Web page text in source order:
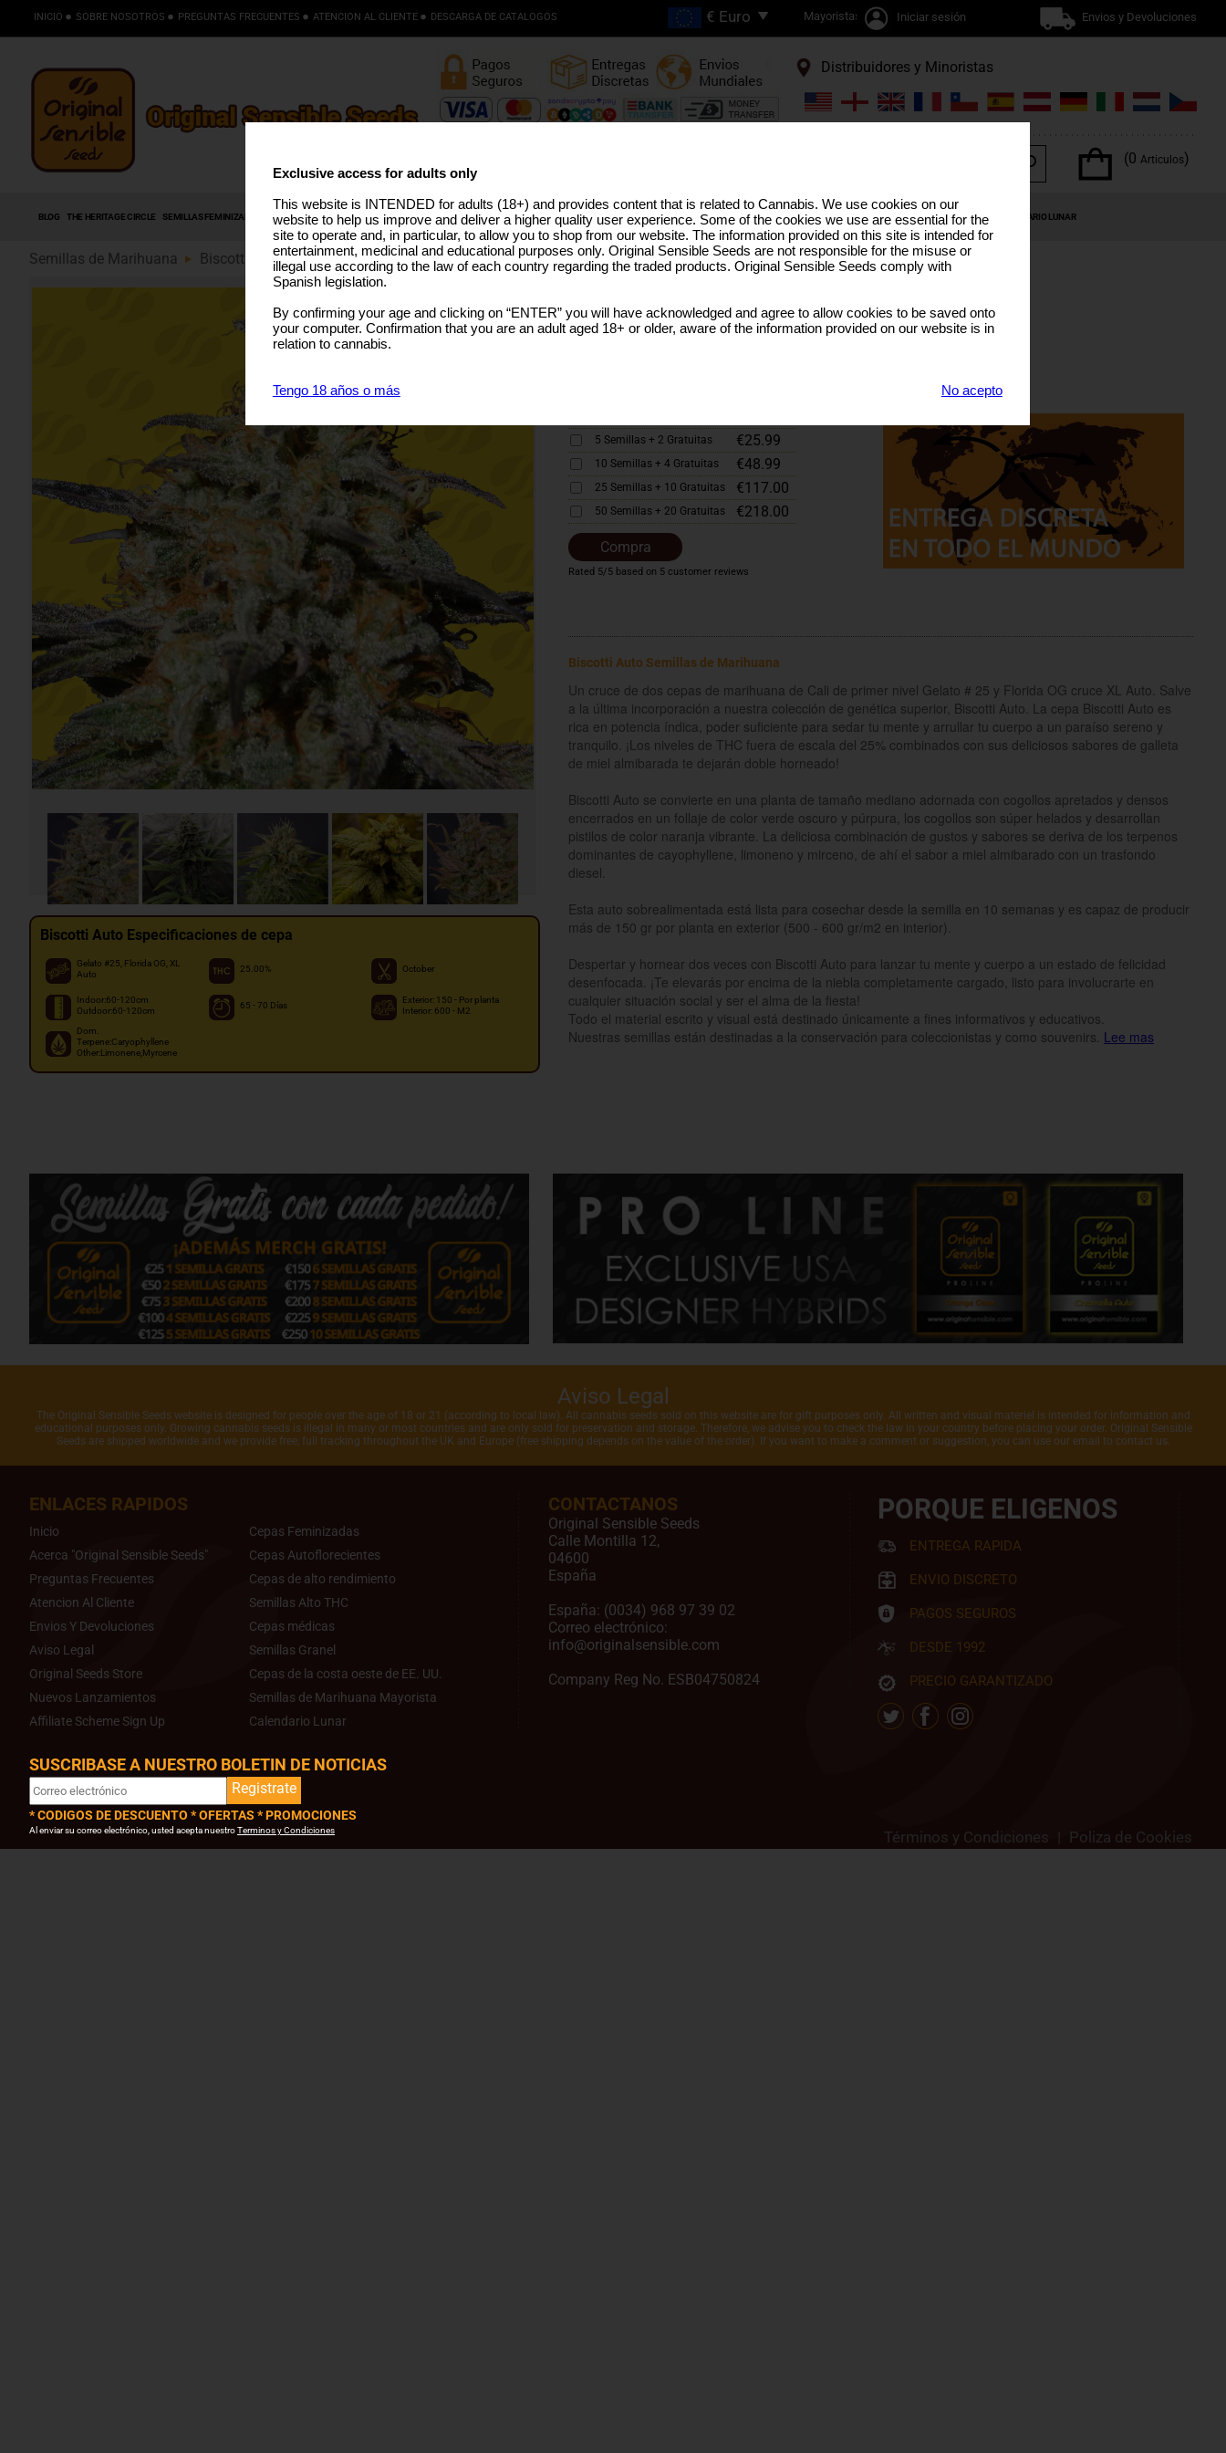
INICIO SOBRE NOSOTROS PREGUNTAS FRECUENTES ATENCION AL CLIENTE DESCARGA DE CATALOGOS Mayoristas Iniciar sesión Envios y Devoluciones
Distribuidores y Minoristas
(0 Articulos)
BLOG THE HERITAGE CIRCLE SEMILLAS FEMINIZADAS SEMILLAS AUTOFLORECIENTES SEMILLAS ALTO THC LÍNEA PRO SEMILLAS MEDICINAL SEMILLAS EEUU SEMILLAS GRANEL TERPENOS DEL CANNABIS OFERTAS ESPECIALES CALENDARIO LUNAR
Semillas de Marihuana Biscotti Auto (89)
Biscotti Auto Especificaciones de cepa
Gelato #25, Florida OG, XL
Auto
25.00% October
Indoor:60-120cm
Outdoor:60-120cm
65 - 70 Días
Exterior: 150 - Por planta
Interior: 600 - M2
Dom.
Terpene:Caryophyllene
Other:Limonene,Myrcene
Gelato #25xFlorida OG x XL Auto
SELECCIONE UN TAMAÑO DE
5 Semillas + 2 Gratuitas €25.99
10 Semillas + 4 Gratuitas €48.99
25 Semillas + 10 Gratuitas €117.00
50 Semillas + 20 Gratuitas €218.00
Compra
Rated 5/5 based on 5 customer reviews
Biscotti Auto Semillas de Marihuana
Un cruce de dos cepas de marihuana de Cali de primer nivel Gelato # 25 y Florida OG cruce XL Auto. Salve
a la última incorporación a nuestra colección de genética superior, Biscotti Auto. La cepa Biscotti Auto es
rica en potencia índica, poder suficiente para sedar tu mente y arrullar tu cuerpo a un paraíso sereno y
tranquilo. ¡Los niveles de THC fuera de escala del 25% combinados con sus deliciosos sabores de galleta
de miel almibarada te dejarán doble horneado!
Biscotti Auto se convierte en una planta de tamaño mediano adornada con cogollos apretados y densos
encerrados en un follaje de color verde oscuro y púrpura, los cogollos son súper helados y desarrollan
pistilos de color naranja vibrante. La deliciosa combinación de gustos y sabores se deriva de los terpenos
dominantes de cayophyllene, limoneno y mirceno, de ahí el sabor a miel almibarado con un trasfondo
diesel.
Esta auto sobrealimentada está lista para cosechar desde la semilla en 10 semanas y es capaz de producir
más de 150 gr por planta en exterior (500 - 600 gr/m2 en interior).
Despertar y hornear dos veces con Biscotti Auto para lanzar tu mente y cuerpo a un estado de felicidad
desenfocada. ¡Te elevarás por encima de la niebla completamente cargado, listo para involucrarte en
cualquier situación social y ser el alma de la fiesta!
Todo el material escrito y visual está destinado únicamente a fines informativos y educativos.
Nuestras semillas están destinadas a la conservación para coleccionistas y como souvenirs. Lee mas
Aviso Legal
The Original Sensible Seeds website is designed for people over the age of 18 or 21 (according to local law). All cannabis seeds sold on this website are for gift purposes only. All written and visual materiel is intended for information and
educational purposes only. Growing cannabis seeds is illegal in many or most countries and are only sold for preservation and storage. Therefore, we advise you to check the law in your country before placing your order. Original Sensible
Seeds are shipped worldwide and we provide free, full tracking throughout the UK and Europe (free shipping depends on the value of the order). If you want to make a comment or suggestion, you can use our email to contact us.
ENLACES RAPIDOS
Inicio
Acerca "Original Sensible Seeds"
Preguntas Frecuentes
Atencion Al Cliente
Envios Y Devoluciones
Aviso Legal
Original Seeds Store
Nuevos Lanzamientos
Affiliate Scheme Sign Up
Cepas Feminizadas
Cepas Autoflorecientes
Cepas de alto rendimiento
Semillas Alto THC
Cepas médicas
Semillas Granel
Cepas de la costa oeste de EE. UU.
Semillas de Marihuana Mayorista
Calendario Lunar
CONTACTANOS
Original Sensible Seeds
Calle Montilla 12,
04600
España
España: (0034) 968 97 39 02
Correo electrónico:
info@originalsensible.com
Company Reg No. ESB04750824
PORQUE ELIGENOS
ENTREGA RAPIDA
ENVIO DISCRETO
PAGOS SEGUROS
DESDE 1992
PRECIO GARANTIZADO
SUSCRIBASE A NUESTRO BOLETIN DE NOTICIAS
Registrate
* CODIGOS DE DESCUENTO * OFERTAS * PROMOCIONES
Al enviar su correo electrónico, usted acepta nuestroTerminos y Condiciones Términos y Condiciones Poliza de Cookies
Exclusive access for adults only
This website is INTENDED for adults (18+) and provides content that is related to Cannabis. We use cookies on our
website to help us improve and deliver a higher quality user experience. Some of the cookies we use are essential for the
site to operate and, in particular, to allow you to shop from our website. The information provided on this site is intended for
entertainment, medicinal and educational purposes only. Original Sensible Seeds are not responsible for the misuse or
illegal use according to the law of each country regarding the traded products. Original Sensible Seeds comply with
Spanish legislation.
By confirming your age and clicking on “ENTER” you will have acknowledged and agree to allow cookies to be saved onto
your computer. Confirmation that you are an adult aged 18+ or older, aware of the information provided on our website is in
relation to cannabis.
Tengo 18 años o más No acepto